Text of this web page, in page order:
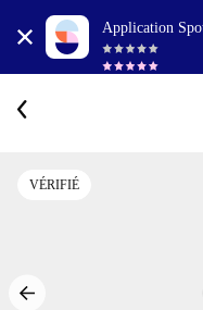
Application
VÉRIFIÉ